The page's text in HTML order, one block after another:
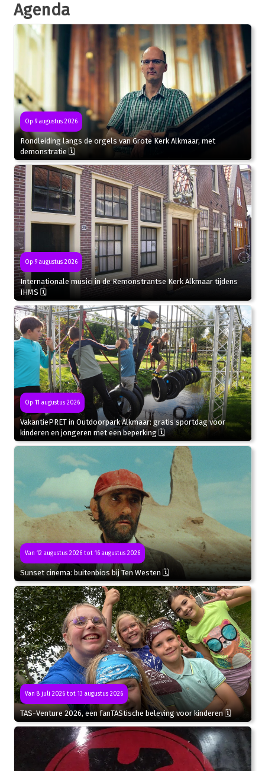
Agenda
Op 9 augustus 2026
Rondleiding langs de orgels van Grote Kerk Alkmaar, met
demonstratie 🗓
Op 9 augustus 2026
Internationale musici in de Remonstrantse Kerk Alkmaar tijdens
IHMS 🗓
Op 11 augustus 2026
VakantiePRET in Outdoorpark Alkmaar: gratis sportdag voor
kinderen en jongeren met een beperking 🗓
Van 12 augustus 2026 tot 16 augustus 2026
Sunset cinema: buitenbios bij Ten Westen 🗓
Van 8 juli 2026 tot 13 augustus 2026
TAS-Venture 2026, een fanTAStische beleving voor kinderen 🗓